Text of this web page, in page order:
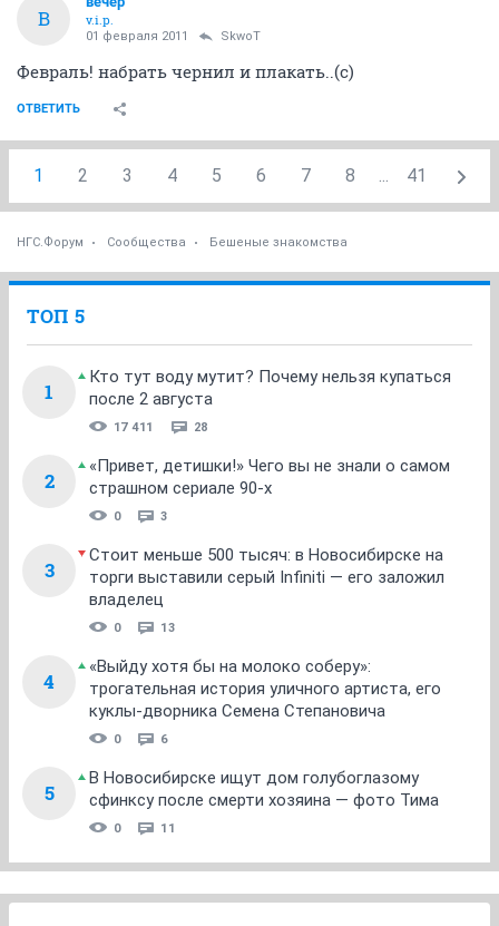
В
v.i.p.
01 февраля 2011 SkwоT
Февраль! набрать чернил и плакать..(с)
ОТВЕТИТЬ
1 2 3 4 5 6 7 8 ... 41
НГС.Форум Сообщества Бешеные знакомства
ТОП 5
1
Кто тут воду мутит? Почему нельзя купаться
после 2 августа
17 411 28
2
«Привет, детишки!» Чего вы не знали о самом
страшном сериале 90-х
0 3
3
Стоит меньше 500 тысяч: в Новосибирске на
торги выставили серый Infiniti — его заложил
владелец
0 13
4
«Выйду хотя бы на молоко соберу»:
трогательная история уличного артиста, его
куклы-дворника Семена Степановича
0 6
5
В Новосибирске ищут дом голубоглазому
сфинксу после смерти хозяина — фото Тима
0 11